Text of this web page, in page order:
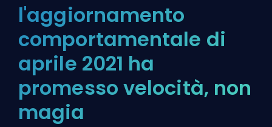
l'aggiornamento
comportamentale di
aprile 2021 ha
promesso velocità, non
magia